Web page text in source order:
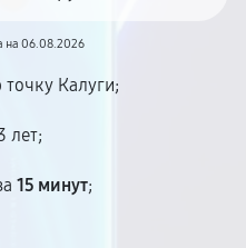
на 06.08.2026
Калуги;
лет;
15 минут;